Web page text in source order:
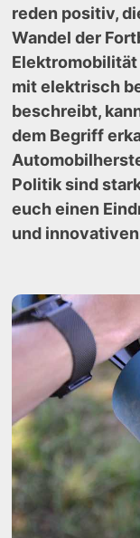
reden positiv,
Wandel der
Elektromobilität
mit elektrisch
beschreibt,
dem Begriff
Politik sind
euch einen
und